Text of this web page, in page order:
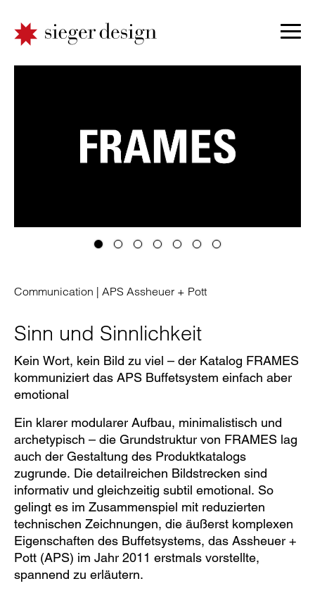
Communication | APS Assheuer + Pott
Sinn und Sinnlichkeit
Kein Wort, kein Bild zu viel – der Katalog FRAMES
kommuniziert das APS Buffetsystem einfach aber
emotional
Ein klarer modularer Aufbau, minimalistisch und
archetypisch – die Grundstruktur von FRAMES lag
auch der Gestaltung des Produktkatalogs
zugrunde. Die detailreichen Bildstrecken sind
informativ und gleichzeitig subtil emotional. So
gelingt es im Zusammenspiel mit reduzierten
technischen Zeichnungen, die äußerst komplexen
Eigenschaften des Buffetsystems, das Assheuer +
Pott (APS) im Jahr 2011 erstmals vorstellte,
spannend zu erläutern.